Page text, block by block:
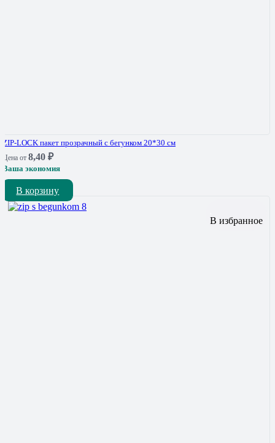
ZIP-LOCK пакет прозрачный с бегунком 20*30 см
Цена от 8,40 ₽
Ваша экономия
В корзину
В избранное